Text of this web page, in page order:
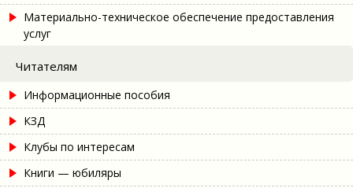
Материально-техническое обеспечение предоставления
услуг
Читателям
Информационные пособия
КЗД
Клубы по интересам
Книги — юбиляры